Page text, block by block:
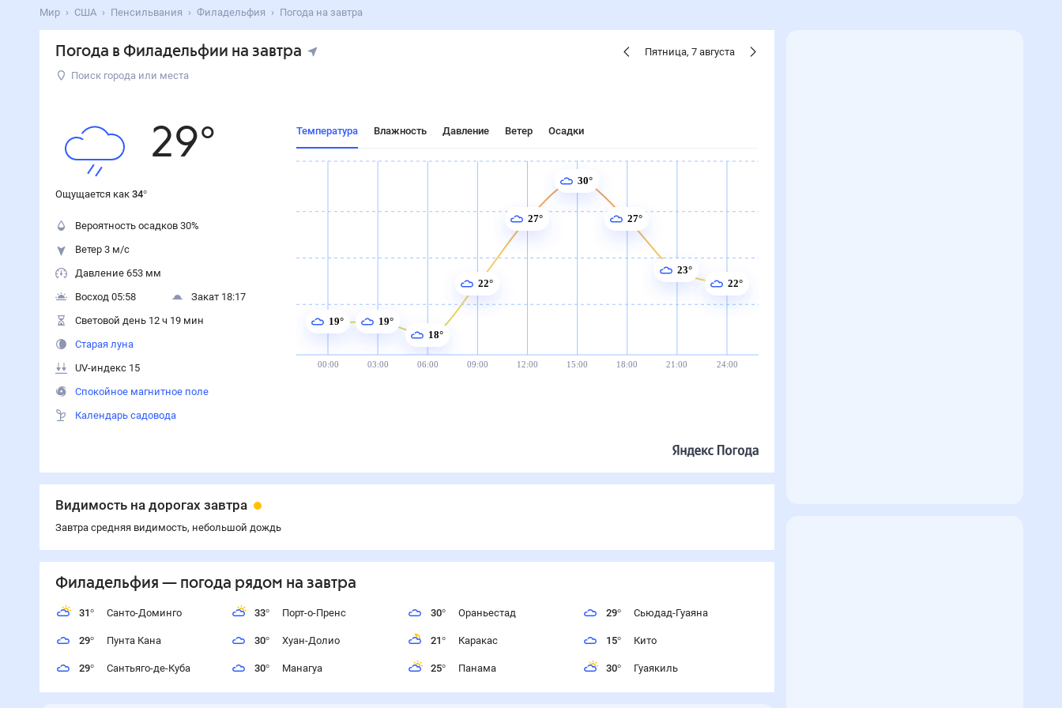
Мир США Пенсильвания Филадельфия Погода на завтра
Погода в Филадельфии на завтра Пятница, 7 августа
Поиск города или места
29°
Ощущается как 34°
Вероятность осадков 30%
Ветер 3 м/с
Давление 653 мм
Восход 05:58
Закат 18:17
Световой день 12 ч 19 мин
Старая луна
UV-индекс 15
Спокойное магнитное поле
Календарь садовода
Температура Влажность Давление Ветер Осадки
00:00 03:00 06:00 09:00 12:00 15:00 18:00 21:00 24:00
19°
19°
18°
22°
27°
30°
27°
23°
22°
Видимость на дорогах завтра
Завтра средняя видимость, небольшой дождь
Филадельфия — погода рядом на завтра
31° Санто-Доминго
29° Пунта Кана
29° Сантьяго-де-Куба
33° Порт-о-Пренс
30° Хуан-Долио
30° Манагуа
30° Ораньестад
21° Каракас
25° Панама
29° Сьюдад-Гуаяна
15° Кито
30° Гуаякиль